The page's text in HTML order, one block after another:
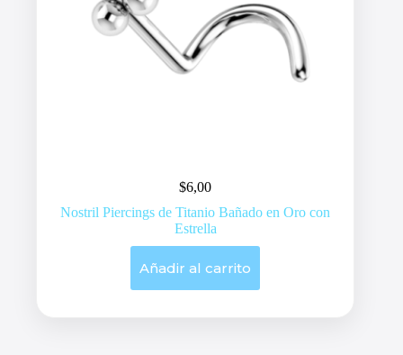
$6,00
Nostril Piercings de Titanio Bañado en Oro con
Estrella
Añadir al carrito